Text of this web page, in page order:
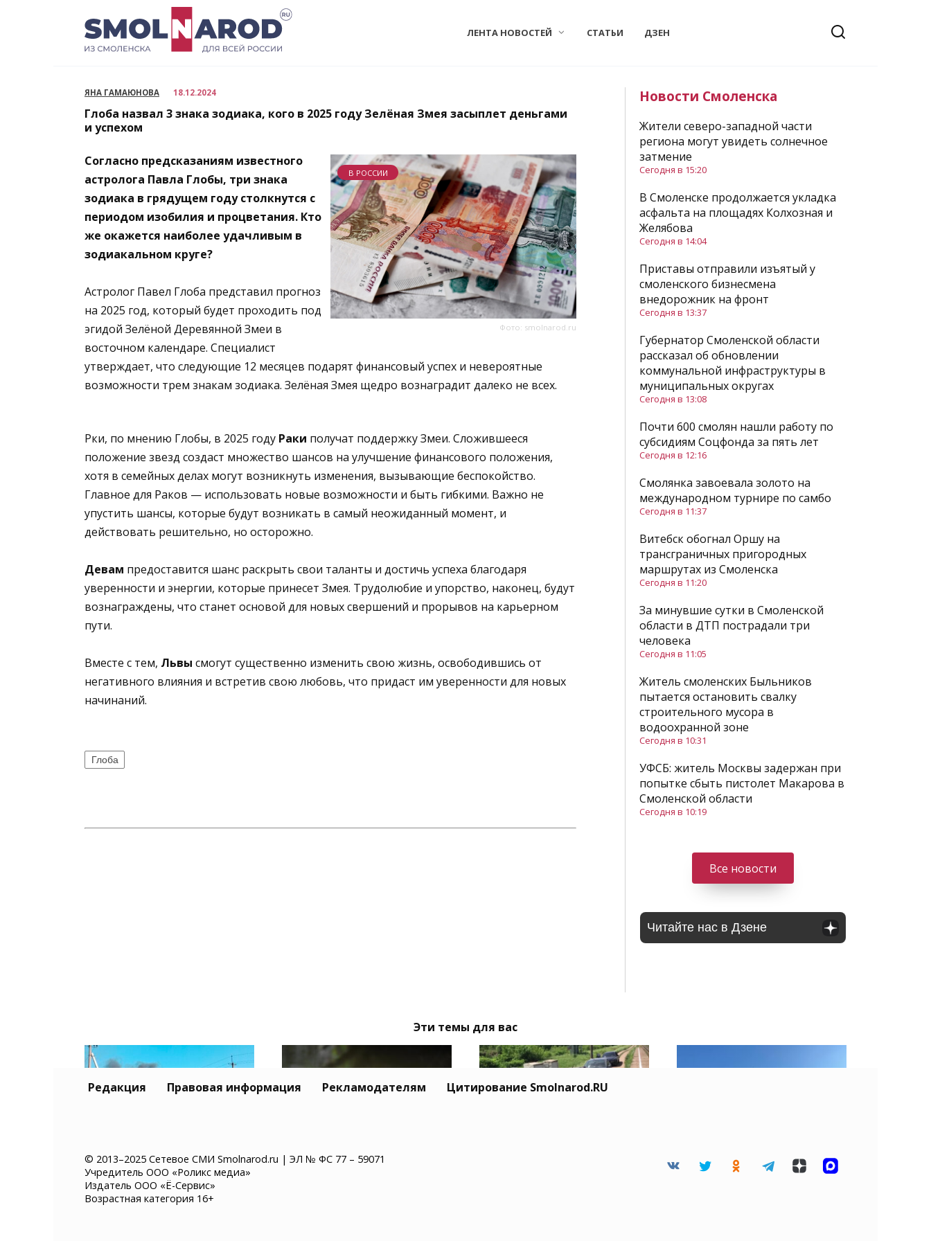
ЛЕНТА НОВОСТЕЙ СТАТЬИ ДЗЕН
ЯНА ГАМАЮНОВА 18.12.2024
Глоба назвал 3 знака зодиака, кого в 2025 году Зелёная Змея засыплет деньгами
и успехом
Фото: smolnarod.ru
В РОССИИ
Согласно предсказаниям известного
астролога Павла Глобы, три знака
зодиака в грядущем году столкнутся с
периодом изобилия и процветания. Кто
же окажется наиболее удачливым в
зодиакальном круге?
Астролог Павел Глоба представил прогноз
на 2025 год, который будет проходить под
эгидой Зелёной Деревянной Змеи в
восточном календаре. Специалист
утверждает, что следующие 12 месяцев подарят финансовый успех и невероятные
возможности трем знакам зодиака. Зелёная Змея щедро вознаградит далеко не всех.
Рки, по мнению Глобы, в 2025 году Раки получат поддержку Змеи. Сложившееся
положение звезд создаст множество шансов на улучшение финансового положения,
хотя в семейных делах могут возникнуть изменения, вызывающие беспокойство.
Главное для Раков — использовать новые возможности и быть гибкими. Важно не
упустить шансы, которые будут возникать в самый неожиданный момент, и
действовать решительно, но осторожно.
Девам предоставится шанс раскрыть свои таланты и достичь успеха благодаря
уверенности и энергии, которые принесет Змея. Трудолюбие и упорство, наконец, будут
вознаграждены, что станет основой для новых свершений и прорывов на карьерном
пути.
Вместе с тем, Львы смогут существенно изменить свою жизнь, освободившись от
негативного влияния и встретив свою любовь, что придаст им уверенности для новых
начинаний.
Глоба
Новости Смоленска
Жители северо-западной части
региона могут увидеть солнечное
затмение
Сегодня в 15:20
В Смоленске продолжается укладка
асфальта на площадях Колхозная и
Желябова
Сегодня в 14:04
Приставы отправили изъятый у
смоленского бизнесмена
внедорожник на фронт
Сегодня в 13:37
Губернатор Смоленской области
рассказал об обновлении
коммунальной инфраструктуры в
муниципальных округах
Сегодня в 13:08
Почти 600 смолян нашли работу по
субсидиям Соцфонда за пять лет
Сегодня в 12:16
Смолянка завоевала золото на
международном турнире по самбо
Сегодня в 11:37
Витебск обогнал Оршу на
трансграничных пригородных
маршрутах из Смоленска
Сегодня в 11:20
За минувшие сутки в Смоленской
области в ДТП пострадали три
человека
Сегодня в 11:05
Житель смоленских Быльников
пытается остановить свалку
строительного мусора в
водоохранной зоне
Сегодня в 10:31
УФСБ: житель Москвы задержан при
попытке сбыть пистолет Макарова в
Смоленской области
Сегодня в 10:19
Все новости
Читайте нас в Дзене
Эти темы для вас
Склад Wildberries в
Самарской области
выгорел полностью
«Хорошие» облака
Редакция Правовая информация Рекламодателям Цитирование Smolnarod.RU
© 2013–2025 Сетевое СМИ Smolnarod.ru | ЭЛ № ФС 77 – 59071
Учредитель ООО «Роликс медиа»
Издатель ООО «Ё-Сервис»
Возрастная категория 16+